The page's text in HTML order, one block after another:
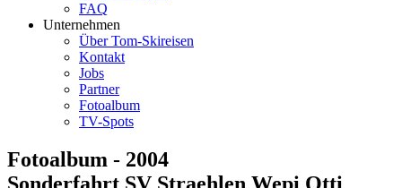
FAQ
Unternehmen
Über Tom-Skireisen
Kontakt
Jobs
Partner
Fotoalbum
TV-Spots
Fotoalbum - 2004